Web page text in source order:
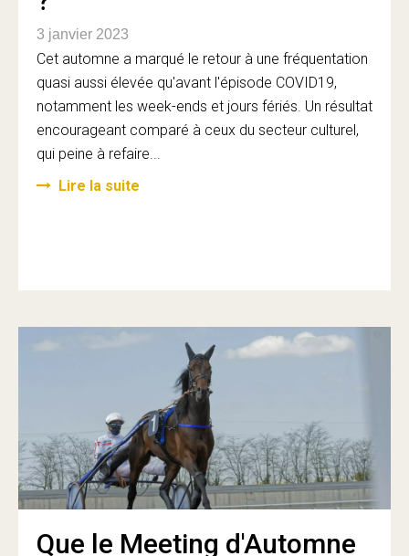
3 janvier 2023
Cet automne a marqué le retour à une fréquentation
quasi aussi élevée qu'avant l'épisode COVID19,
notamment les week-ends et jours fériés. Un résultat
encourageant comparé à ceux du secteur culturel,
qui peine à refaire...
Lire la suite
Que le Meeting d'Automne